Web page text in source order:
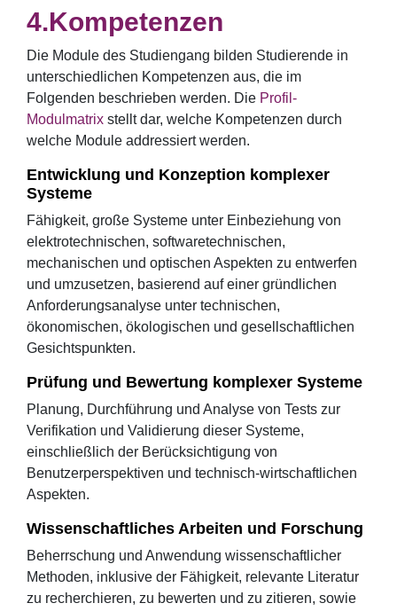
Kompetenzen
Die Module des Studiengang bilden Studierende in
unterschiedlichen Kompetenzen aus, die im
Folgenden beschrieben werden. Die Profil-
Modulmatrix stellt dar, welche Kompetenzen durch
welche Module addressiert werden.
Entwicklung und Konzeption komplexer
Systeme
Fähigkeit, große Systeme unter Einbeziehung von
elektrotechnischen, softwaretechnischen,
mechanischen und optischen Aspekten zu entwerfen
und umzusetzen, basierend auf einer gründlichen
Anforderungsanalyse unter technischen,
ökonomischen, ökologischen und gesellschaftlichen
Gesichtspunkten.
Prüfung und Bewertung komplexer Systeme
Planung, Durchführung und Analyse von Tests zur
Verifikation und Validierung dieser Systeme,
einschließlich der Berücksichtigung von
Benutzerperspektiven und technisch-wirtschaftlichen
Aspekten.
Wissenschaftliches Arbeiten und Forschung
Beherrschung und Anwendung wissenschaftlicher
Methoden, inklusive der Fähigkeit, relevante Literatur
zu recherchieren, zu bewerten und zu zitieren, sowie